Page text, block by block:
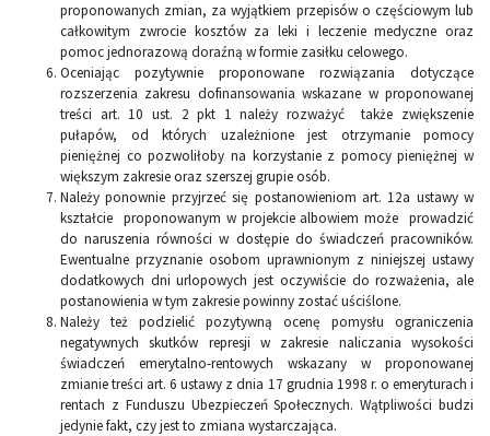
proponowanych zmian, za wyjątkiem przepisów o częściowym lub
całkowitym zwrocie kosztów za leki i leczenie medyczne oraz
pomoc jednorazową doraźną w formie zasiłku celowego.
Oceniając pozytywnie proponowane rozwiązania dotyczące
rozszerzenia zakresu dofinansowania wskazane w proponowanej
treści art. 10 ust. 2 pkt 1 należy rozważyć także zwiększenie
pułapów, od których uzależnione jest otrzymanie pomocy
pieniężnej co pozwoliłoby na korzystanie z pomocy pieniężnej w
większym zakresie oraz szerszej grupie osób.
Należy ponownie przyjrzeć się postanowieniom art. 12a ustawy w
kształcie proponowanym w projekcie albowiem może prowadzić
do naruszenia równości w dostępie do świadczeń pracowników.
Ewentualne przyznanie osobom uprawnionym z niniejszej ustawy
dodatkowych dni urlopowych jest oczywiście do rozważenia, ale
postanowienia w tym zakresie powinny zostać uściślone.
Należy też podzielić pozytywną ocenę pomysłu ograniczenia
negatywnych skutków represji w zakresie naliczania wysokości
świadczeń emerytalno-rentowych wskazany w proponowanej
zmianie treści art. 6 ustawy z dnia 17 grudnia 1998 r. o emeryturach i
rentach z Funduszu Ubezpieczeń Społecznych. Wątpliwości budzi
jedynie fakt, czy jest to zmiana wystarczająca.